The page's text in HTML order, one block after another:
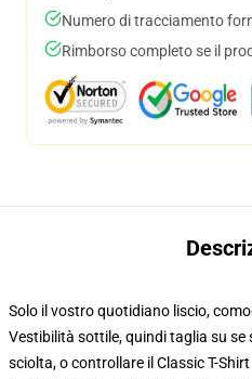
Numero di tracciamento
Rimborso completo se il
Solo il vostro quotidiano liscio,
Vestibilità sottile, quindi taglia su se
sciolta, o controllare il Classic T-Shirt